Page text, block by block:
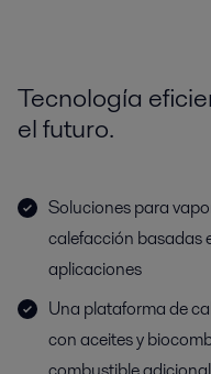
Tecnología
el futuro.
Soluciones para
calefacción basadas
aplicaciones
Una plataforma de
con aceites y